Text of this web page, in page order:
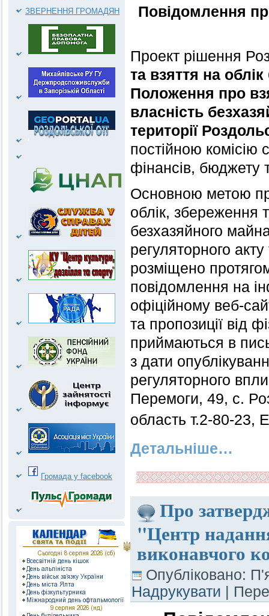
ЗВЕРНЕННЯ ГРОМАДЯН
Громада у facebook
Повідомлення
Проект рішення
та взяття на
Положення про
власність
території
постійною комісію
фінансів, бюджету
Основною метою
облік, збереження
безхазяйного
регуляторного
розміщено
повідомлення на
офіційному веб-
та пропозиції від
приймаються в
з дати
регуляторного
Перемоги, 49, с.
область т.2-80-23,
Детальніше…
Про
"Центр
виконавчого
Опубліковано:
Надрукувати
|